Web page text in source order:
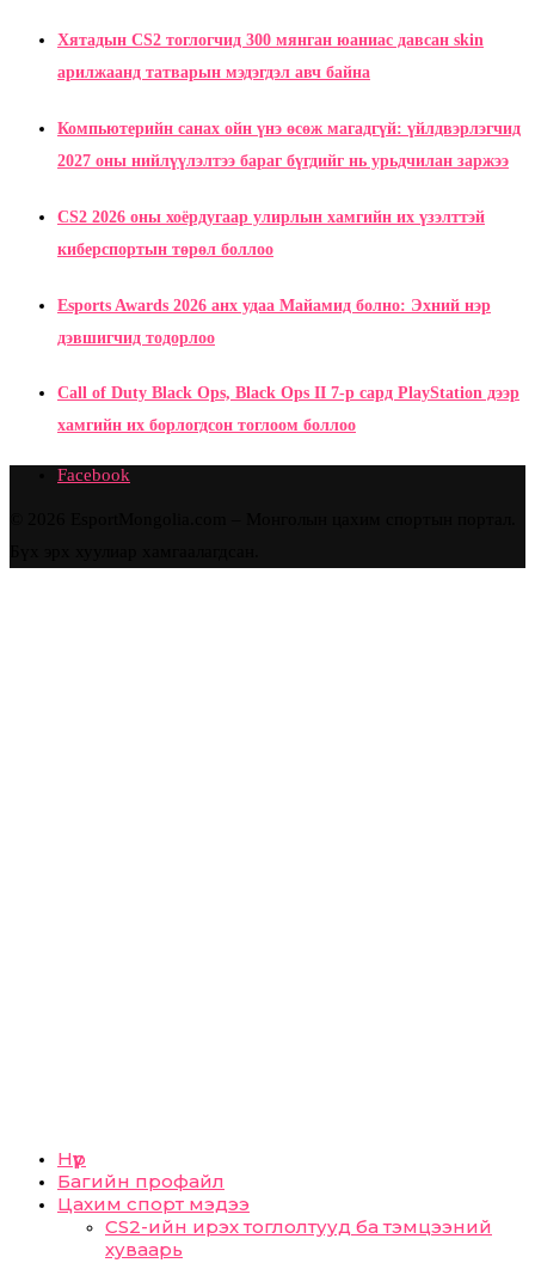
Хятадын CS2 тоглогчид 300 мянган юаниас давсан skin
арилжаанд татварын мэдэгдэл авч байна
Компьютерийн санах ойн үнэ өсөж магадгүй: үйлдвэрлэгчид
2027 оны нийлүүлэлтээ бараг бүгдийг нь урьдчилан заржээ
CS2 2026 оны хоёрдугаар улирлын хамгийн их үзэлттэй
киберспортын төрөл боллоо
Esports Awards 2026 анх удаа Майамид болно: Эхний нэр
дэвшигчид тодорлоо
Call of Duty Black Ops, Black Ops II 7-р сард PlayStation дээр
хамгийн их борлогдсон тоглоом боллоо
Facebook
Нүүр
Багийн профайл
Цахим спорт мэдээ
CS2-ийн ирэх тоглолтууд ба тэмцээний
хуваарь